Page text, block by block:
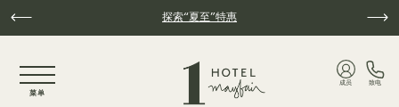
跳至主要内容 探索“夏至”特惠
菜单
成员 致电